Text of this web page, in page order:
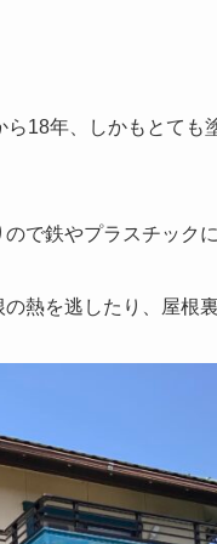
ら18年、しかもとても
ので鉄やプラスチッ
熱を逃したり、屋根